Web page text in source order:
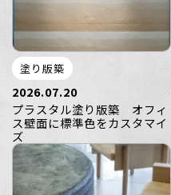
塗り版築
2026.07.20
プラスタル塗り版築 オフィ
ス壁面に標準色をカスタマイ
ズ